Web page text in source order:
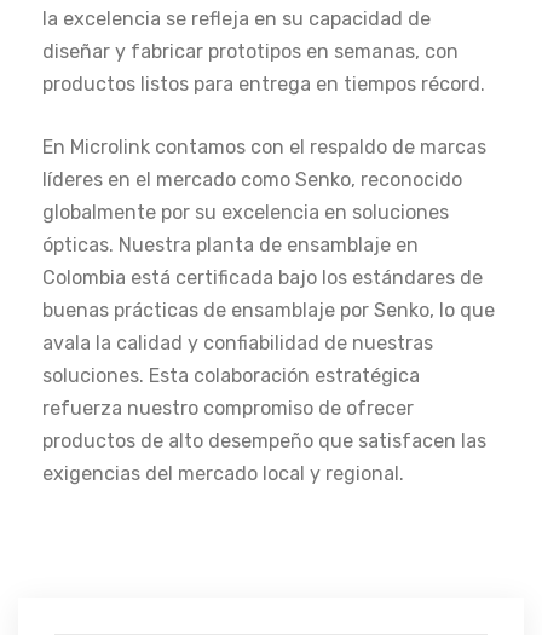
la excelencia se refleja en su capacidad de
diseñar y fabricar prototipos en semanas, con
productos listos para entrega en tiempos récord.
En Microlink contamos con el respaldo de marcas
líderes en el mercado como Senko, reconocido
globalmente por su excelencia en soluciones
ópticas. Nuestra planta de ensamblaje en
Colombia está certificada bajo los estándares de
buenas prácticas de ensamblaje por Senko, lo que
avala la calidad y confiabilidad de nuestras
soluciones. Esta colaboración estratégica
refuerza nuestro compromiso de ofrecer
productos de alto desempeño que satisfacen las
exigencias del mercado local y regional.